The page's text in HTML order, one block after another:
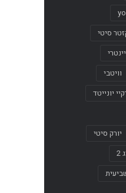
סיטי
וויטבי
יונייטד
יורק סיטי